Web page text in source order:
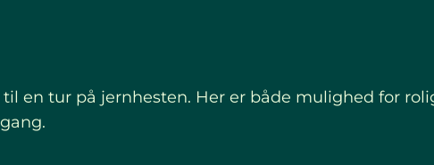
en tur på jernhesten. Her er både mulighed for